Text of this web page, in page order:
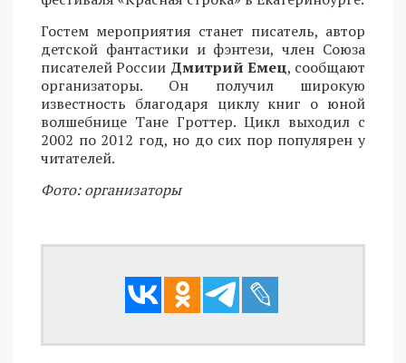
Гостем мероприятия станет писатель, автор
детской фантастики и фэнтези, член Союза
писателей России Дмитрий Емец, сообщают
организаторы. Он получил широкую
известность благодаря циклу книг о юной
волшебнице Тане Гроттер. Цикл выходил с
2002 по 2012 год, но до сих пор популярен у
читателей.
Фото: организаторы